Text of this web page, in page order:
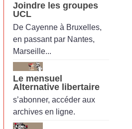
Joindre les groupes
UCL
De Cayenne à Bruxelles,
en passant par Nantes,
Marseille...
Le mensuel
Alternative libertaire
s’abonner, accéder aux
archives en ligne.